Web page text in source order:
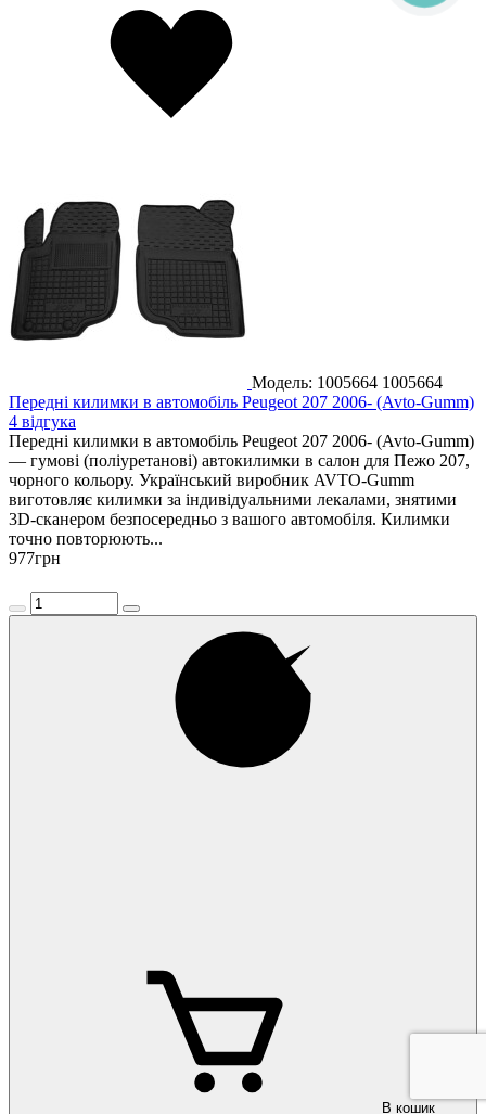
Модель: 1005664 1005664
Передні килимки в автомобіль Peugeot 207 2006- (Avto-Gumm)
4 відгука
Передні килимки в автомобіль Peugeot 207 2006- (Avto-Gumm)
— гумові (поліуретанові) автокилимки в салон для Пежо 207,
чорного кольору. Український виробник AVTO-Gumm
виготовляє килимки за індивідуальними лекалами, знятими
3D-сканером безпосередньо з вашого автомобіля. Килимки
точно повторюють...
977грн
В кошик